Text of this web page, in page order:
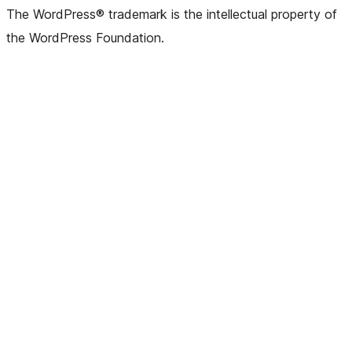
The WordPress® trademark is the intellectual property of
the WordPress Foundation.